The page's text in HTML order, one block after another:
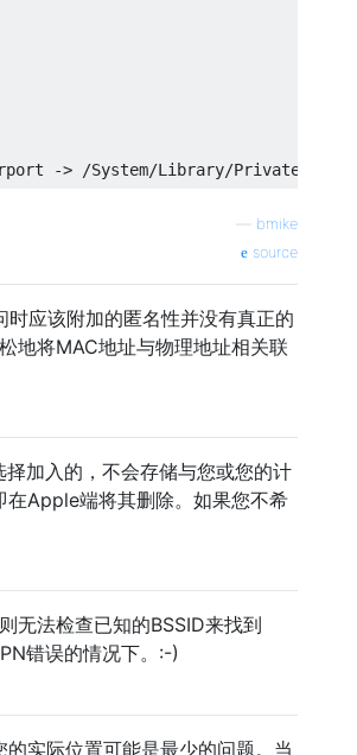
bmike
source
应该附加的匿名性并没有真正的
地将MAC地址与物理地址相关联
择加入的，不会存储与您或您的计
在Apple端将其删除。如果您不希
无法检查已知的BSSID来找到
错误的情况下。:-)
实际位置可能是最少的问题。当